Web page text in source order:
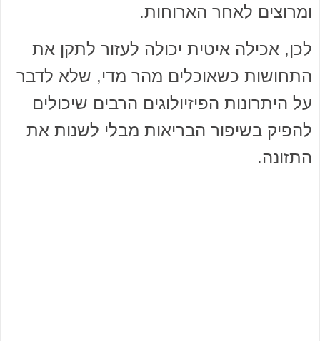
ומרוצים לאחר הארוחות.
לכן, אכילה איטית יכולה לעזור לתקן את
התחושות כשאוכלים מהר מדי, שלא לדבר
על היתרונות הפיזיולוגים הרבים שיכולים
להפיק בשיפור הבריאות מבלי לשנות את
התזונה.